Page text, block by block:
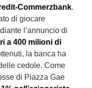
Commerzbank.
di giocare
l’annuncio di
a 400 milioni di
la banca ha
cedole. Come
di Piazza Gae